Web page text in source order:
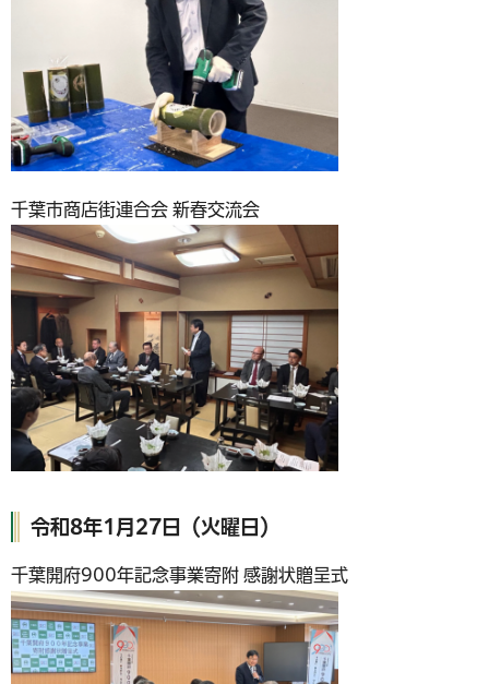
千葉市商店街連合会 新春交流会
令和8年1月27日（火曜日）
千葉開府900年記念事業寄附 感謝状贈呈式